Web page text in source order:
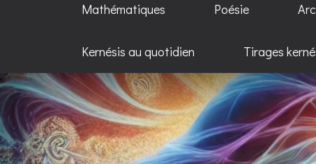
Mathématiques Poésie
Kernésis au quotidien Tirages